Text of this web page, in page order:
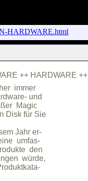
HARDWARE.html
immer
und
Magic
Disk für Sie
Jahr er-
umfas-
den
würde,